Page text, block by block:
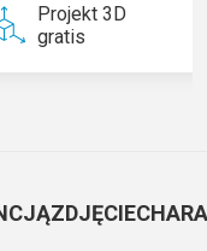
Projekt 3D
gratis
ZDJĘCIE